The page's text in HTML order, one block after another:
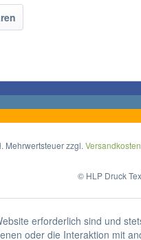
Mehrwertsteuer zzgl. Versandkosten
© HLP Druck
erforderlich sind und
oder die Interaktion mit